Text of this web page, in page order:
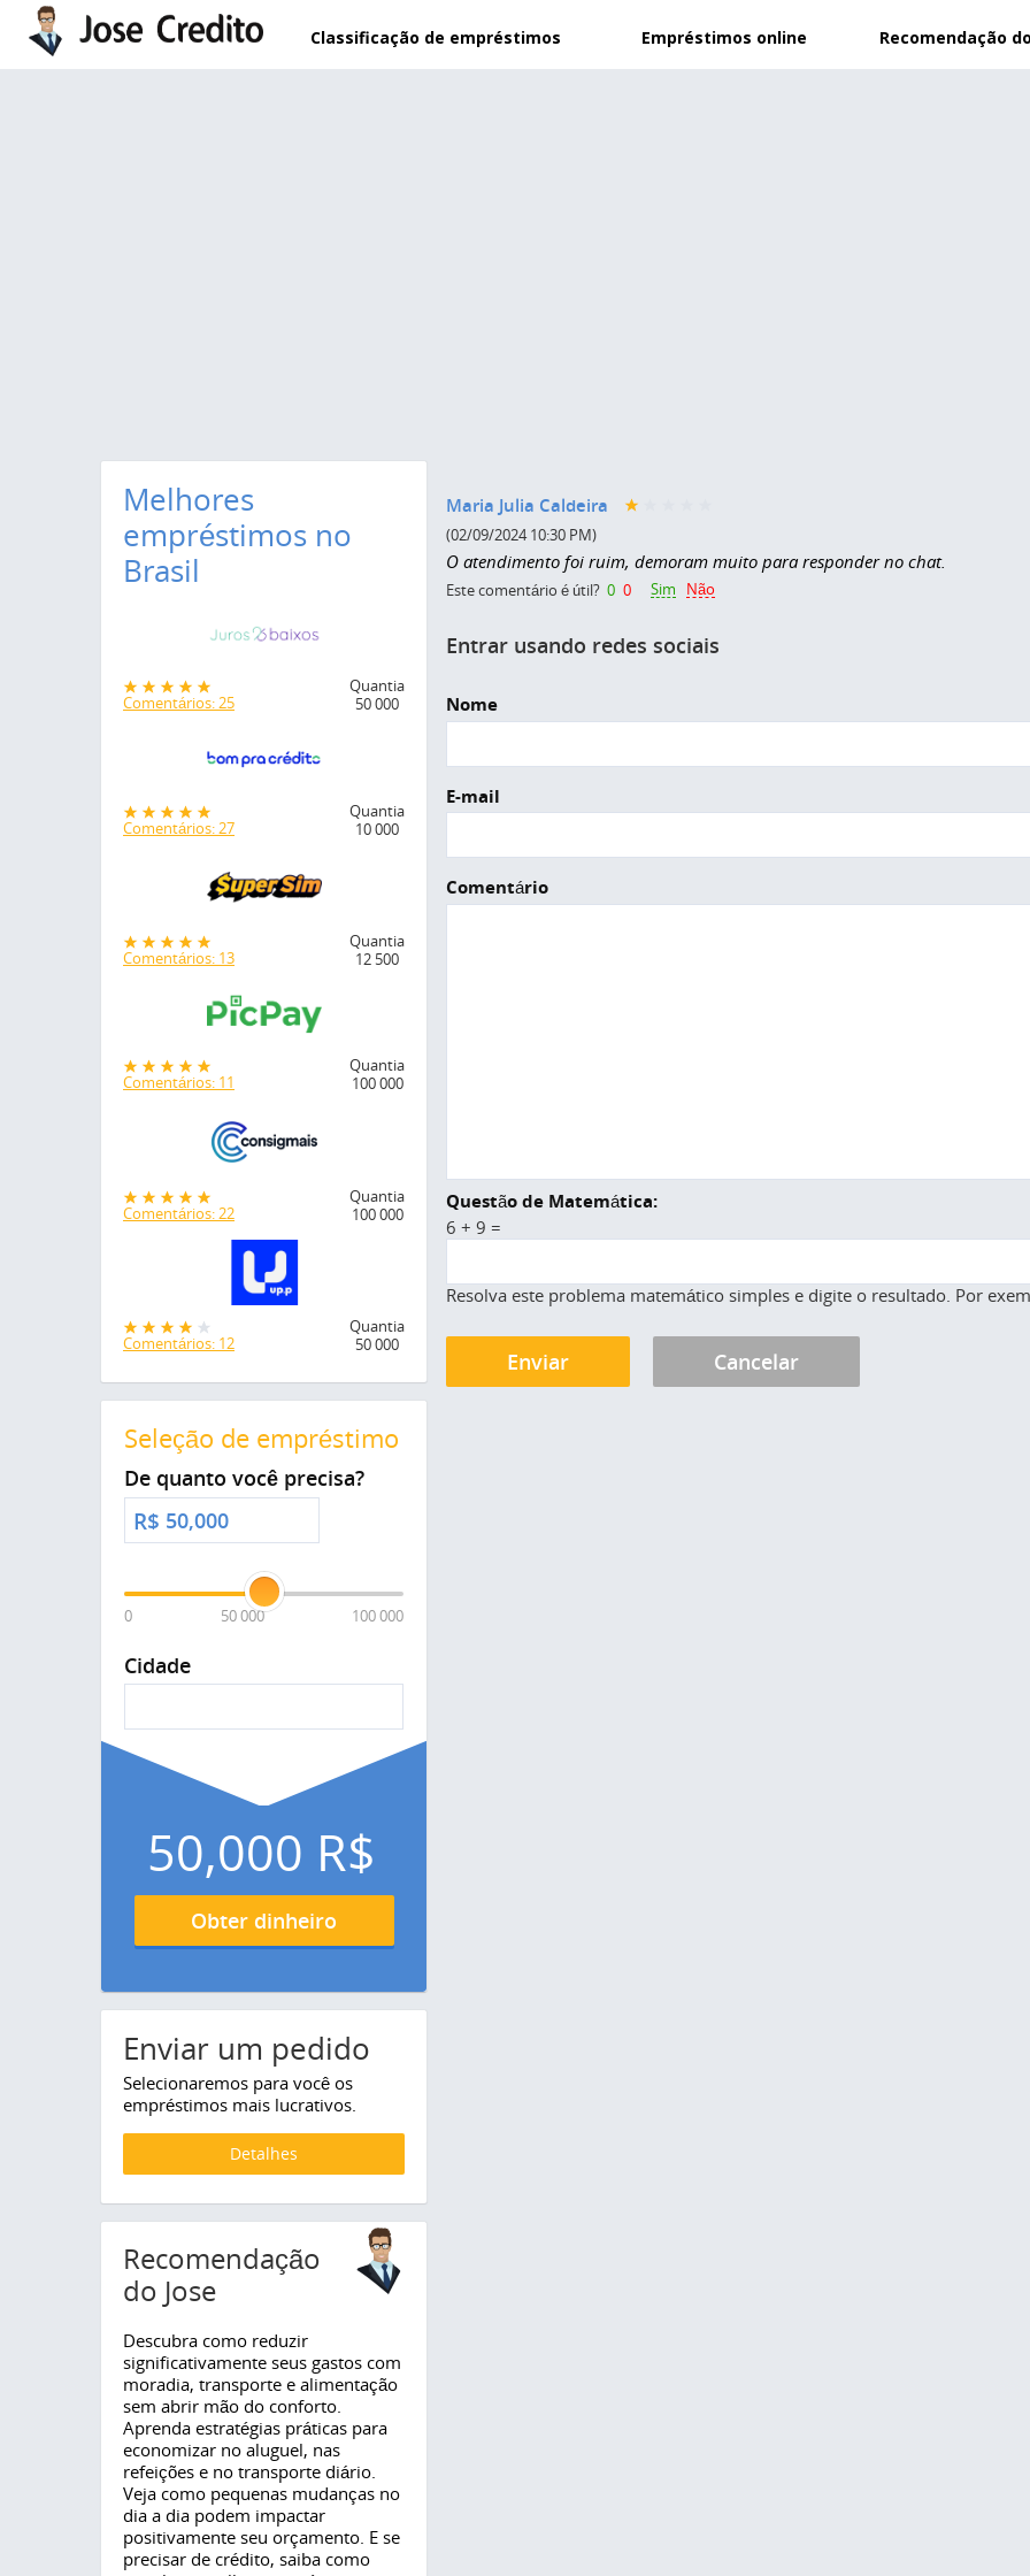
Pular para o conteúdo principal
Classificação de empréstimos Empréstimos online Recomendação
Maria Julia Caldeira
(02/09/2024 10:30 PM)
O atendimento foi ruim, demoram muito para responder no chat.
Este comentário é útil? 0 0 Sim
Não
Entrar usando redes sociais
Nome
E-mail
Comentário
Questão de Matemática:
6 + 9 =
Resolva este problema matemático simples e digite o resultado. Por
Melhores
empréstimos no
Brasil
Comentários: 25
Quantia
50 000
Comentários: 27
Quantia
10 000
Comentários: 13
Quantia
12 500
Comentários: 11
Quantia
100 000
Comentários: 22
Quantia
100 000
Comentários: 12
Quantia
50 000
Seleção de empréstimo
De quanto você precisa?
R$
0 50 000 100 000
Cidade
50,000 R$
Obter dinheiro
Enviar um pedido
Selecionaremos para você os
empréstimos mais lucrativos.
Detalhes
Recomendação
do Jose
Descubra como reduzir
significativamente seus gastos com
moradia, transporte e alimentação
sem abrir mão do conforto.
Aprenda estratégias práticas para
economizar no aluguel, nas
refeições e no transporte diário.
Veja como pequenas mudanças no
dia a dia podem impactar
positivamente seu orçamento. E se
precisar de crédito, saiba como